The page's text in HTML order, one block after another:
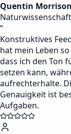
Quentin Morrison
“
Konstruktives
hat mein Leben
dass ich den Ton
setzen kann,
aufrechterhalte.
Genauigkeit ist
Aufgaben.